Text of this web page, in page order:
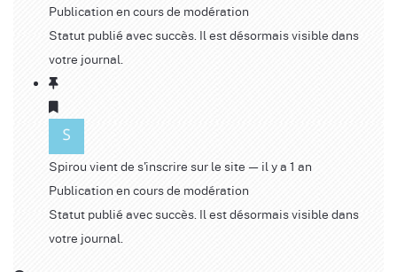
Publication en cours de modération
Statut publié avec succès. Il est désormais visible dans
votre journal.
Spirou vient de s'inscrire sur le site — il y a 1 an
Publication en cours de modération
Statut publié avec succès. Il est désormais visible dans
votre journal.